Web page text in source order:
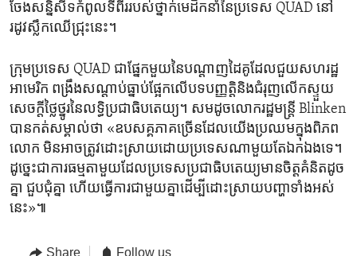
ចែងសន្និសីទ​កំពូល​ទីពីរ​របស់​ថ្នាក់​មេដឹកនាំនៃ​ប្រទេស​ QUAD នៅ
រដូវស្លឹក​ឈើជ្រុះ​នេះ។
ក្រុម​ប្រទេស QUAD ជាផ្នែក​មួយនៃ​បណ្តាញ​ដៃគូដែល​ជួយ​សហរដ្ឋ​
អាមេរិក ​ពង្រឹងសណ្តាប់​ធ្នាប់ផ្អែក​លើ​បទ​បញ្ញត្តិ​និង​ជំរុញ​លើកស្ទួយ​
សេចក្តី​ថ្លៃ​ថ្នូរ​នៃ​លទ្ធិ​ប្រជាធិបតេយ្យ។ សម​ដូចលោករដ្ឋមន្ត្រី​ Blinken
បាន​កត់​សម្គាល់​ថា «ឧបសគ្គ​ភាគច្រើន​ដែល​យើងប្រឈម​ក្នុងពិភព​
លោក មិន​អាច​ត្រូវដោះស្រាយ​ដោយ​ប្រទេស​ណាមួយ​តែ​ឯកឯង​ទេ។
ដូច្នេះជាការ​ធម្មតាមួយដែលប្រទេស​ប្រជាធិបតេយ្យមានចិត្ត​គំនិត​ដូច​
គ្នា​ ជួប​ជុំ​គ្នា​ ហើយធ្វើ​ការជា​មួយ​គ្នាដើម្បី​ដោះស្រាយ​បញ្ហាទាំងអស់
នេះ»៕
Share Follow us